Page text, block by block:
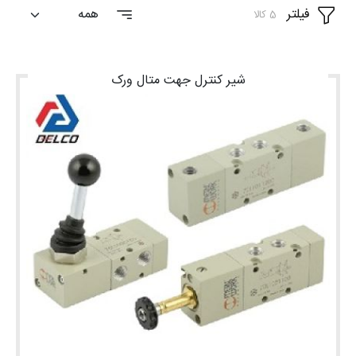
شغلی
درباره
فیلتر
5 کالا
شیر کنترل جهت متال ورک